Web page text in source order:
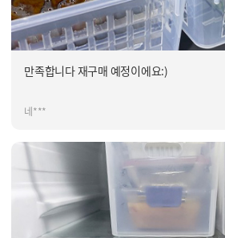
만족합니다 재구매 예정이에요:)
네***